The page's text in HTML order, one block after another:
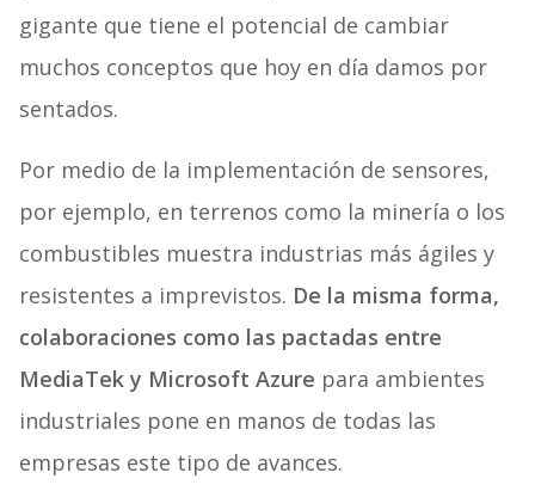
gigante que tiene el potencial de cambiar
muchos conceptos que hoy en día damos por
sentados.
Por medio de la implementación de sensores,
por ejemplo, en terrenos como la minería o los
combustibles muestra industrias más ágiles y
resistentes a imprevistos. De la misma forma,
colaboraciones como las pactadas entre
MediaTek y Microsoft Azure para ambientes
industriales pone en manos de todas las
empresas este tipo de avances.